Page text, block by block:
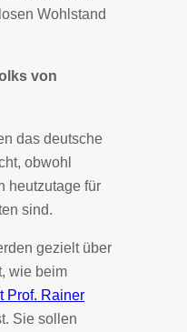
Wohlstand
von
das deutsche
obwohl
heutzutage für
sind.
gezielt über
wie beim
Prof. Rainer
Sie sollen